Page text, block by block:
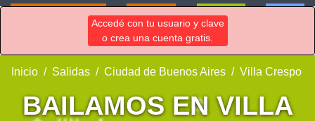
Accedé con tu usuario y clave
o crea una cuenta gratis.
Inicio Salidas Ciudad de Buenos Aires Villa Crespo
BAILAMOS EN VILLA